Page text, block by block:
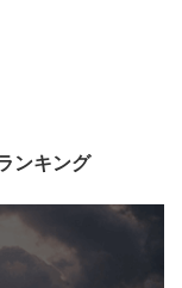
ンキング